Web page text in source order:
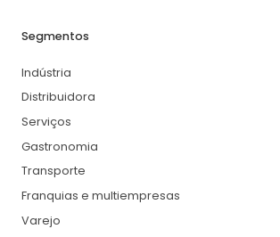
Segmentos
Indústria
Distribuidora
Serviços
Gastronomia
Transporte
Franquias e multiempresas
Varejo